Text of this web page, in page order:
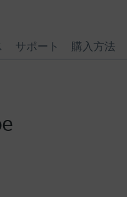
サポート 購入方法